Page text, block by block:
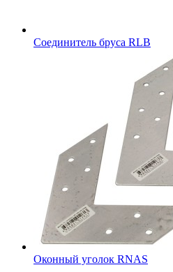
Соединитель бруса RLB
Оконный уголок RNAS